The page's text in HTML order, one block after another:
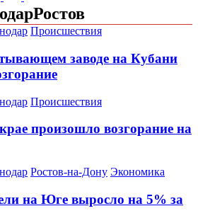
Ростов
Происшествия
заводе на Кубани
Происшествия
произошло возгорание на
Ростов-на-Дону Экономика
на Юге выросло на 5% за